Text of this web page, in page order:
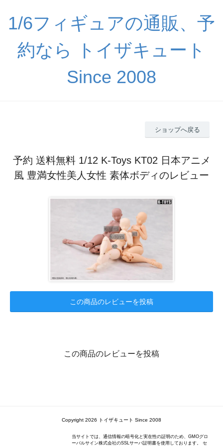
1/6フィギュアの通販、予
約なら トイザキュート
Since 2008
ショップへ戻る
予約 送料無料 1/12 K-Toys KT02 日本アニメ
風 豊満女性美人女性 素体ボディのレビュー
この商品のレビューを投稿
この商品のレビューを投稿
Copyright 2026 トイザキュート Since 2008
当サイトでは、通信情報の暗号化と実在性の証明のため、GMOグロ
ーバルサイン株式会社のSSLサーバ証明書を使用しております。 セ